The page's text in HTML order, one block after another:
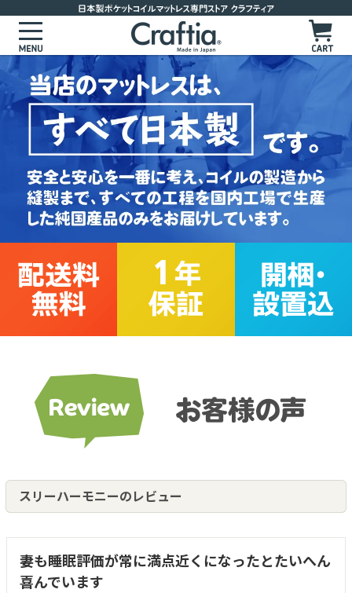
マットレスを選ぶ
サイズからマットレスを選ぶ
かたさからマットレスを選ぶ
かためのマットレス
ややかためのマットレス
標準的な硬さのマットレス
お客様の声
よくあるご質問
製品ラインナップ
ポケットコイルマットレス
セレクトオーダーマットレス
ピロートップ
ベッドパッド
ストア インフォメーション
納期について
会社概要
お問い合わせ
マイページにログイン
スリーハーモニーのレビュー
妻も睡眠評価が常に満点近くになったとたいへん
喜んでいます